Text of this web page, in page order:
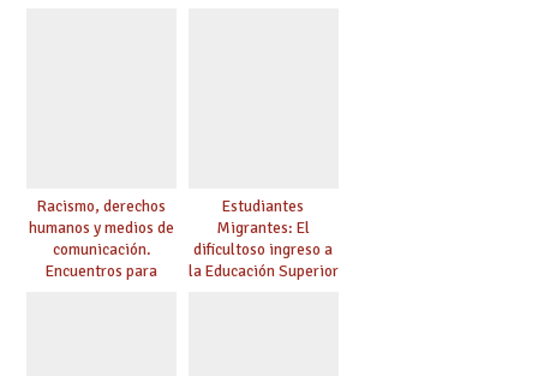
Racismo, derechos
humanos y medios de
comunicación.
Encuentros para
Estudiantes
Migrantes: El
dificultoso ingreso a
la Educación Superior